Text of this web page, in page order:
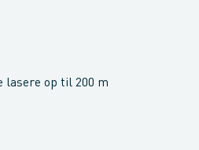
lasere op til 200 m